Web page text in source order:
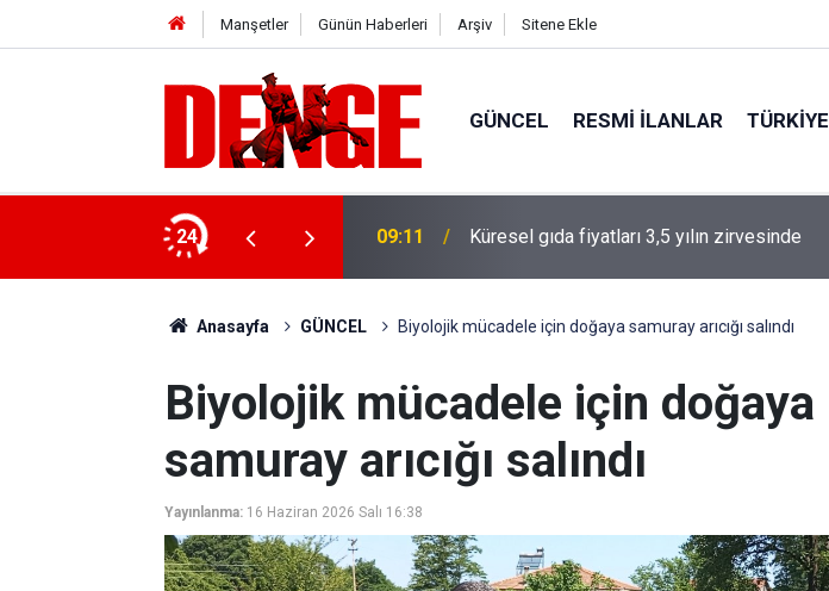
Manşetler Günün Haberleri Arşiv Sitene Ekle
GÜNCEL RESMI İLANLAR TÜRKİYE
24
NATO'nun 5. maddesiyle
09:11 Küresel gıda fiyatları 3,5 yılın zirvesinde
Anasayfa GÜNCEL Biyolojik mücadele için doğaya samuray arıcığı salındı
Biyolojik mücadele için doğaya
samuray arıcığı salındı
Yayınlanma: 16 Haziran 2026 Salı 16:38